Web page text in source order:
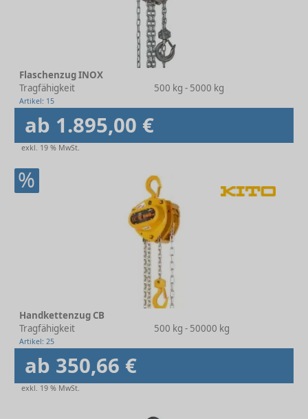
Flaschenzug INOX
Tragfähigkeit
500 kg - 5000 kg
Artikel: 15
ab 1.895,00 €
exkl. 19 % MwSt.
%
Handkettenzug CB
Tragfähigkeit
500 kg - 50000 kg
Artikel: 25
ab 350,66 €
exkl. 19 % MwSt.